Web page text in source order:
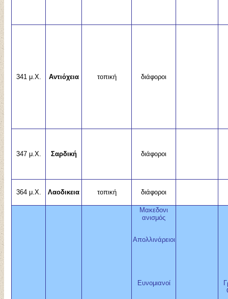
341 μ.Χ. Αντιόχεια τοπική διάφοροι
347 μ.Χ. Σαρδική διάφοροι
364 μ.Χ. Λαοδικεια τοπική διάφοροι
Μακεδονι
ανισμός
Απολλινάρειοι
Ευνομιανοί